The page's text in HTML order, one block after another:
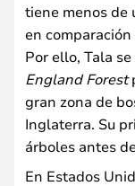
tiene menos de
en
Por ello, Tala
England Forest
gran zona de
Inglaterra. Su
árboles antes
En Estados